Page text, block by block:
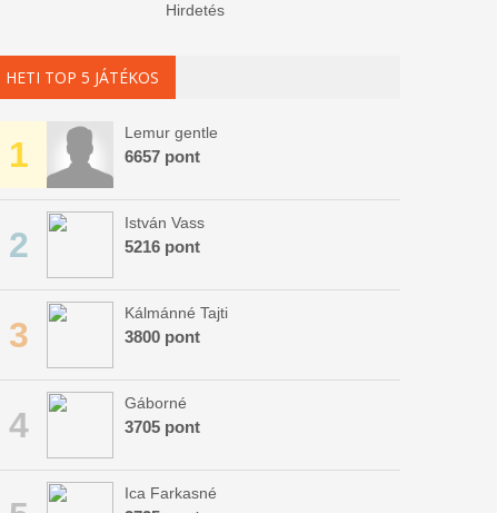
Hirdetés
HETI TOP 5 JÁTÉKOS
1
Lemur gentle
6657 pont
2
István Vass
5216 pont
3
Kálmánné Tajti
3800 pont
4
Gáborné
3705 pont
Ica Farkasné